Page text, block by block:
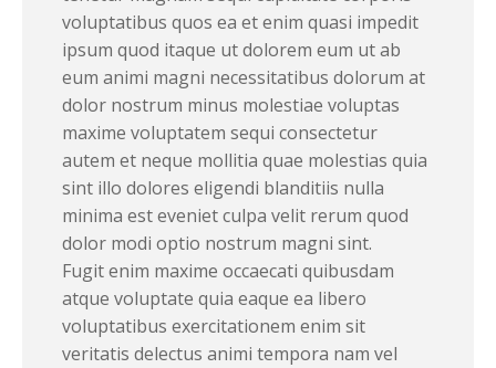
voluptatibus quos ea et enim quasi impedit
ipsum quod itaque ut dolorem eum ut ab
eum animi magni necessitatibus dolorum at
dolor nostrum minus molestiae voluptas
maxime voluptatem sequi consectetur
autem et neque mollitia quae molestias quia
sint illo dolores eligendi blanditiis nulla
minima est eveniet culpa velit rerum quod
dolor modi optio nostrum magni sint.
Fugit enim maxime occaecati quibusdam
atque voluptate quia eaque ea libero
voluptatibus exercitationem enim sit
veritatis delectus animi tempora nam vel